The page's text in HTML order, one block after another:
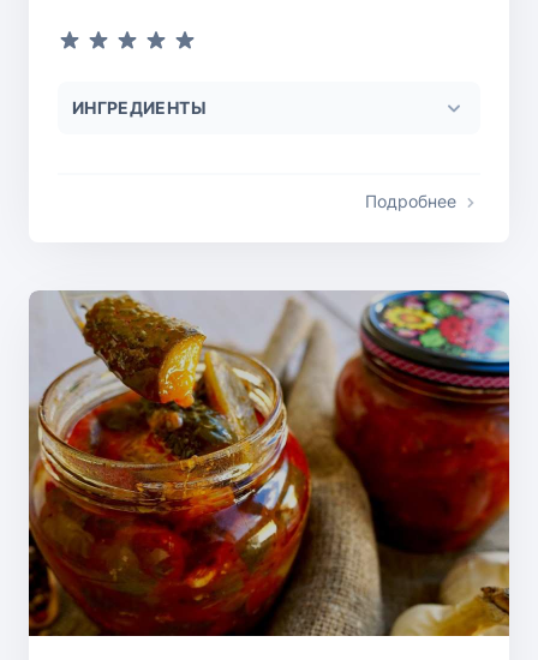
ИНГРЕДИЕНТЫ
Подробнее